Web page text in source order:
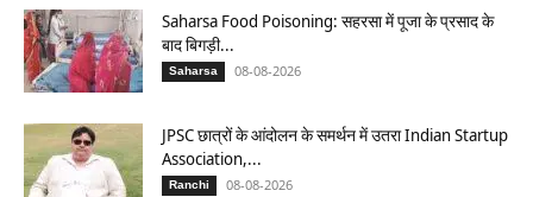
Saharsa Food Poisoning: सहरसा में पूजा के प्रसाद के
बाद बिगड़ी...
Saharsa 08-08-2026
JPSC छात्रों के आंदोलन के समर्थन में उतरा Indian Startup
Association,...
Ranchi 08-08-2026